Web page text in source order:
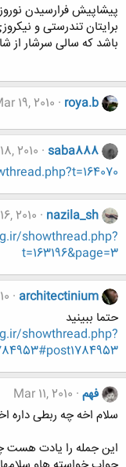
پیشاپیش فرارسیدن
برایتان تندرستی و نیکروزی در سال
باشد که سالی سرشار از
roya.b
19, 2010
saba888
2010
nazila_sh
2010
showthread.php?
t=163196&page=3
architectinium
حتما ببینید
showthread.php?
فهم Mar 11, 2010
سلام اخه چه ربطی
اين جمله را يادت هست